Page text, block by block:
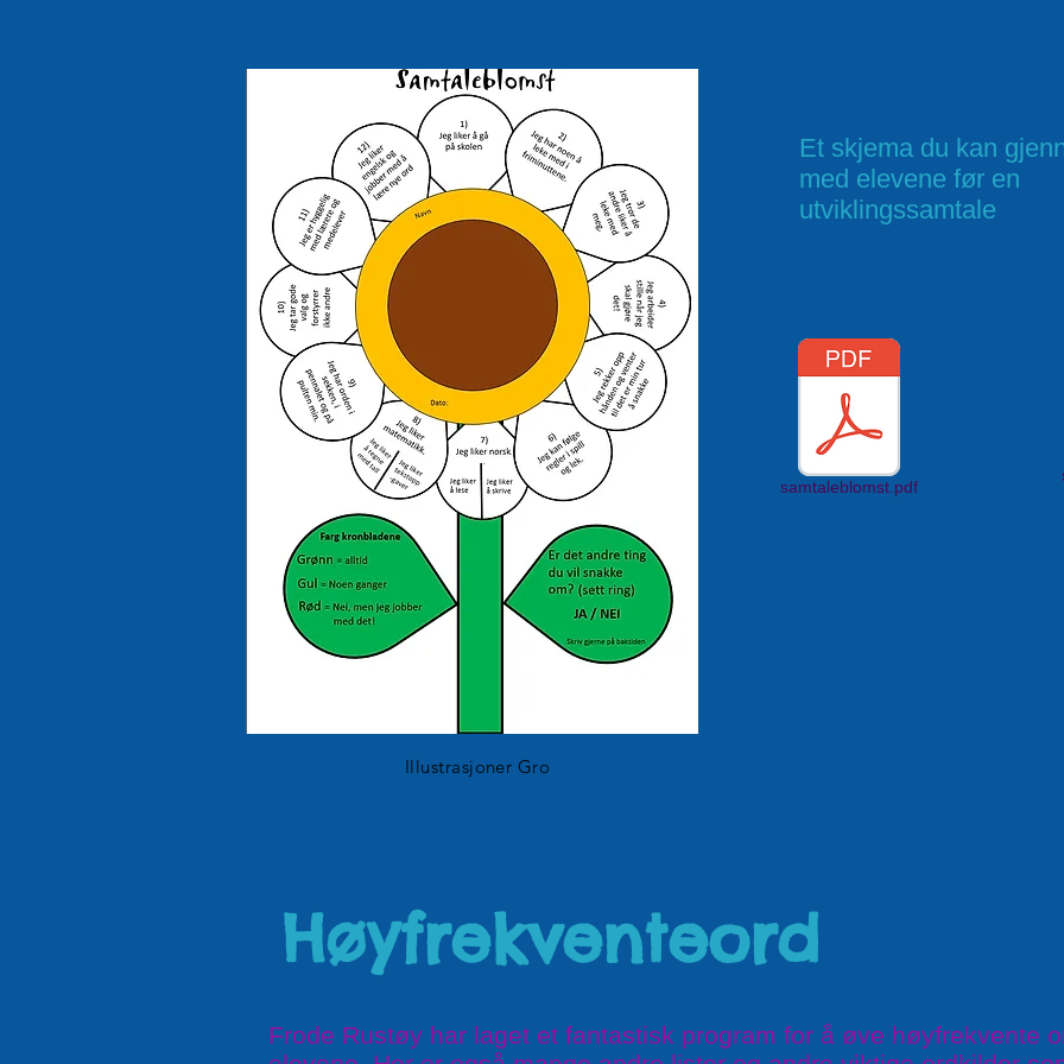
Et skjema du kan
med elevene før en
utviklingssamtale
samtaleblomst.pdf
Illustrasjoner Gro
Høyfrekventeord
Frode Rustøy har laget et fantastisk program for å øve høyfrekvente